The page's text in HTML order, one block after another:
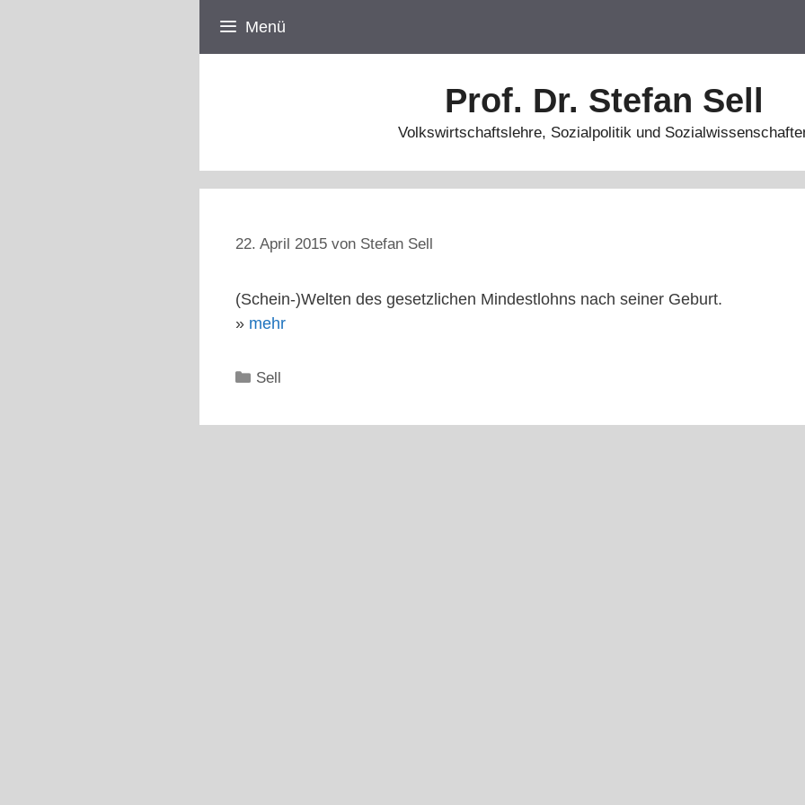
Menü
Prof. Dr. Stefan Sell
Volkswirtschaftslehre, Sozialpolitik und
22. April 2015 von Stefan Sell
(Schein-)Welten des gesetzlichen Mindestlohns nach seiner Geburt.
» mehr
Kategorien
Sell